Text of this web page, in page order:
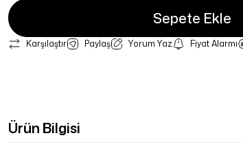
Sepete Ekle
Karşılaştır Paylaş Yorum Yaz Fiyat Alarmı
Ürün Bilgisi